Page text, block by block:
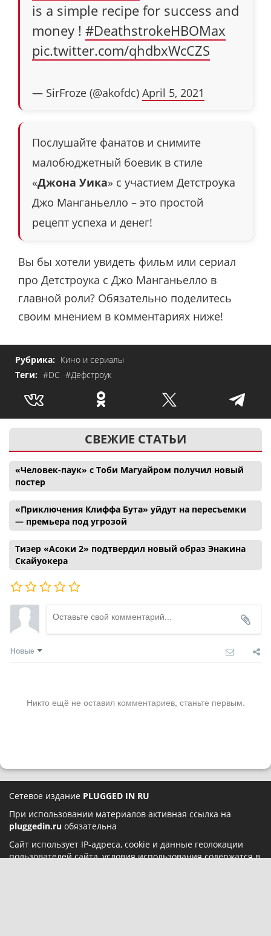
is a simple recipe for success and
money ! #DeathstrokeHBOMax
pic.twitter.com/qhdbxWcCZS
— SirFroze (@akofdc) April 5, 2021
Послушайте фанатов и снимите
малобюджетный боевик в стиле
«Джона Уика» с участием Детстроука
Джо Манганьелло – это простой
рецепт успеха и денег!
Вы бы хотели увидеть фильм или сериал
про Детстроука с Джо Манганьелло в
главной роли? Обязательно поделитесь
своим мнением в комментариях ниже!
Рубрика: Кино и сериалы
Теги: #DC #Дефстроук
СВЕЖИЕ СТАТЬИ
«Человек-паук» с Тоби Магуайром получил новый
постер
«Приключения Клиффа Бута» уйдут на пересъемки
— премьера под угрозой
Тизер «Асоки 2» подтвердил новый образ Энакина
Скайуокера
Новые
Никто ещё не оставил комментариев, станьте первым.
Сетевое издание PLUGGED IN RU
При использовании материалов активная ссылка на
pluggedin.ru обязательна
Сайт использует IP-адреса, cookie и данные геолокации
пользователей сайта, условия использования содержатся в